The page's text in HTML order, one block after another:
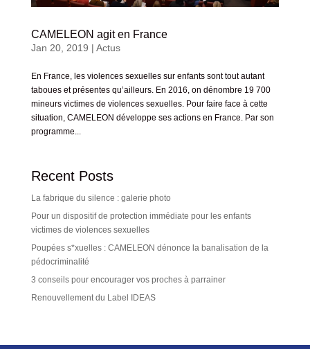
CAMELEON agit en France
Jan 20, 2019 | Actus
En France, les violences sexuelles sur enfants sont tout autant
taboues et présentes qu’ailleurs. En 2016, on dénombre 19 700
mineurs victimes de violences sexuelles. Pour faire face à cette
situation, CAMELEON développe ses actions en France. Par son
programme...
Recent Posts
La fabrique du silence : galerie photo
Pour un dispositif de protection immédiate pour les enfants
victimes de violences sexuelles
Poupées s*xuelles : CAMELEON dénonce la banalisation de la
pédocriminalité
3 conseils pour encourager vos proches à parrainer
Renouvellement du Label IDEAS